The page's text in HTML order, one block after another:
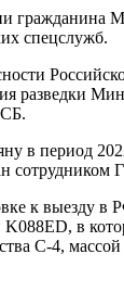
спецслужб.
разведки
в период
к выезду в
в
С-4,